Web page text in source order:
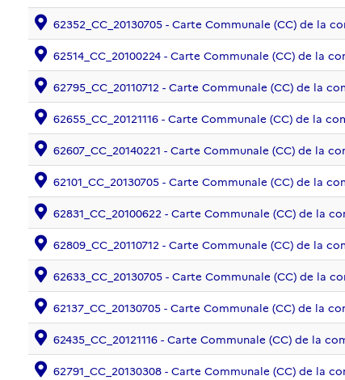
62352_CC_20130705 - Carte Communale (CC) de la
62514_CC_20100224 - Carte Communale (CC) de la
62795_CC_20110712 - Carte Communale (CC) de la
62655_CC_20121116 - Carte Communale (CC) de la
62607_CC_20140221 - Carte Communale (CC) de la
62101_CC_20130705 - Carte Communale (CC) de la
62831_CC_20100622 - Carte Communale (CC) de la
62809_CC_20110712 - Carte Communale (CC) de la
62633_CC_20130705 - Carte Communale (CC) de la
62137_CC_20130705 - Carte Communale (CC) de la
62435_CC_20121116 - Carte Communale (CC) de la
62791_CC_20130308 - Carte Communale (CC) de la